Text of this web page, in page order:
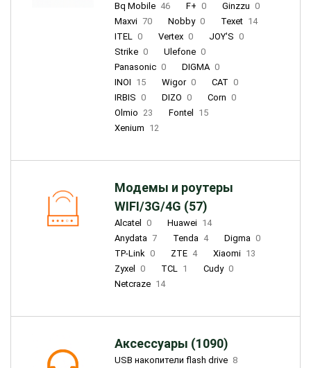
Bq Mobile 46 F+ 0 Ginzzu 0
Maxvi 70 Nobby 0 Texet 14
ITEL 0 Vertex 0 JOY'S 0
Strike 0 Ulefone 0
Panasonic 0 DIGMA 0
INOI 15 Wigor 0 CAT 0
IRBIS 0 DIZO 0 Corn 0
Olmio 23 Fontel
15
Xenium 12
Модемы и роутеры
WIFI/3G/4G (57)
Alcatel 0 Huawei 14
Anydata 7 Tenda 4 Digma 0
TP-Link 0 ZTE 4 Xiaomi 13
Zyxel
0 TCL 1 Cudy 0
Netcraze 14
Аксессуары (1090)
USB накопители flash drive 8